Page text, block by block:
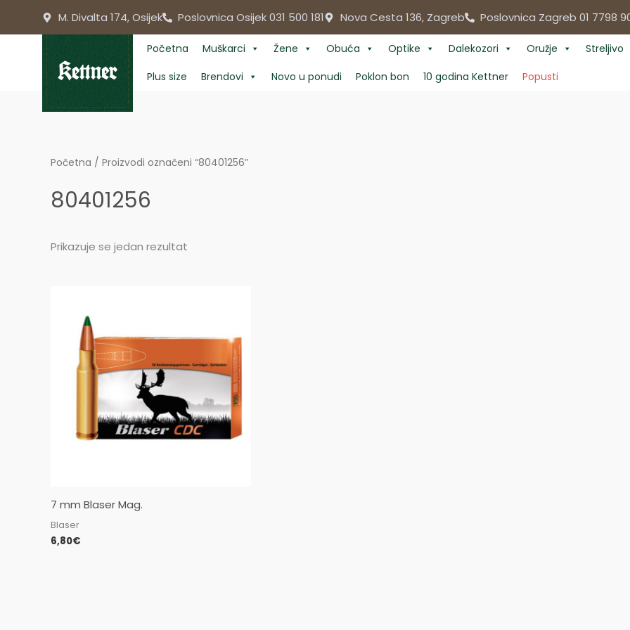
M. Divalta 174, Osijek Poslovnica Osijek 031 500 181 Nova Cesta 136, Zagreb Poslovnica Zagreb 01 7798
Početna Muškarci Žene Obuća Optike Dalekozori Oružje Streljivo
Plus size
Brendovi Novo u ponudi Poklon bon 10 godina Kettner Popusti
Početna / Proizvodi označeni “80401256”
80401256
Prikazuje se jedan rezultat
7 mm Blaser Mag.
Blaser
6,80€